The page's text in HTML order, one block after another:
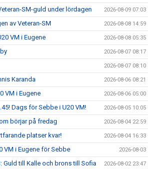
SM-guld under lördagen 2026-08-09 07:03
av Veteran-SM 2026-08-08 14:59
VM i Eugene 2026-08-08 05:35
2026-08-07 08:17
2026-08-07 08:10
Karanda 2026-08-06 08:21
VM i Eugene 2026-08-06 05:00
Dags för Sebbe i U20 VM! 2026-08-05 10:05
börjar på fredag 2026-08-04 22:59
platser kvar! 2026-08-04 16:33
VM i Eugene för Sebbe 2026-08-03
Guld till Kalle och brons till Sofia 2026-08-02 23:47